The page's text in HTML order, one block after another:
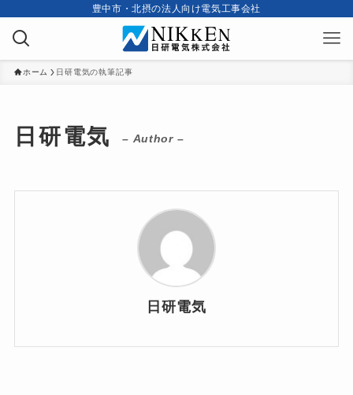
豊中市・北摂の法人向け電気工事会社
ホーム 日研電気の執筆記事
日研電気 – Author –
日研電気